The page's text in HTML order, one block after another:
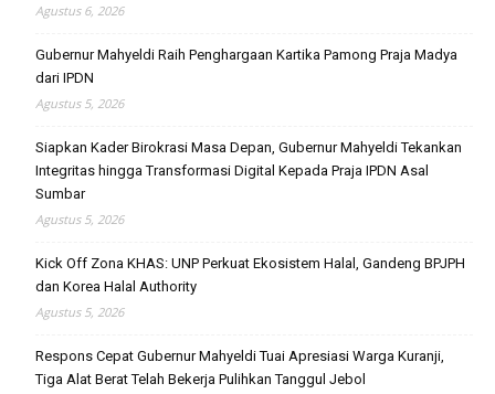
Agustus 6, 2026
Gubernur Mahyeldi Raih Penghargaan Kartika Pamong Praja Madya
dari IPDN
Agustus 5, 2026
Siapkan Kader Birokrasi Masa Depan, Gubernur Mahyeldi Tekankan
Integritas hingga Transformasi Digital Kepada Praja IPDN Asal
Sumbar
Agustus 5, 2026
Kick Off Zona KHAS: UNP Perkuat Ekosistem Halal, Gandeng BPJPH
dan Korea Halal Authority
Agustus 5, 2026
Respons Cepat Gubernur Mahyeldi Tuai Apresiasi Warga Kuranji,
Tiga Alat Berat Telah Bekerja Pulihkan Tanggul Jebol